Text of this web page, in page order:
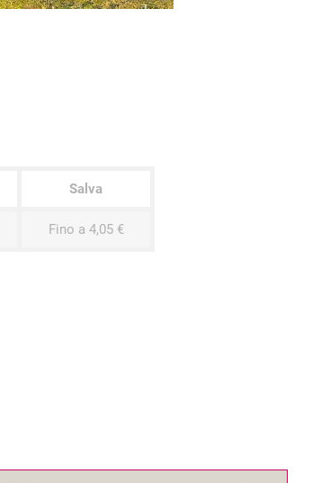
Salva
Fino a 4,05 €